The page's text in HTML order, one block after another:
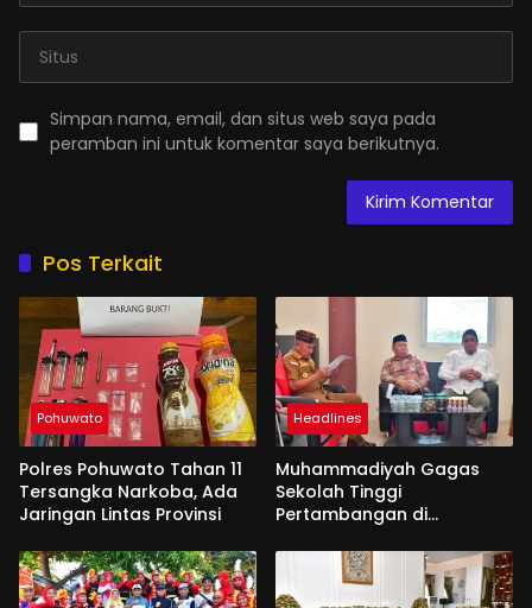
Simpan nama, email, dan situs web saya pada
peramban ini untuk komentar saya berikutnya.
Pos Terkait
Pohuwato
Polres Pohuwato Tahan 11
Tersangka Narkoba, Ada
Jaringan Lintas Provinsi
Headlines
Muhammadiyah Gagas
Sekolah Tinggi
Pertambangan di